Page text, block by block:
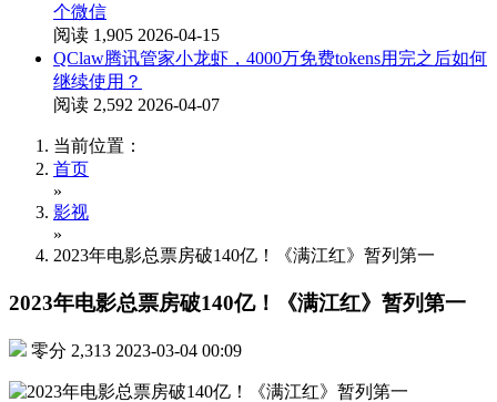
个微信
阅读 1,905 2026-04-15
QClaw腾讯管家小龙虾，4000万免费tokens用完之后如何
继续使用？
阅读 2,592 2026-04-07
当前位置：
首页
»
影视
»
2023年电影总票房破140亿！《满江红》暂列第一
2023年电影总票房破140亿！《满江红》暂列第一
零分 2,313 2023-03-04 00:09